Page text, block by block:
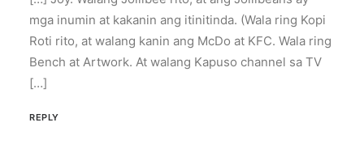
recharge.
by ederic.net
mga inumin at kakanin ang itinitinda. (Wala ring Kopi
Roti rito, at walang kanin ang McDo at KFC. Wala ring
Bench at Artwork. At walang Kapuso channel sa TV
[…]
REPLY